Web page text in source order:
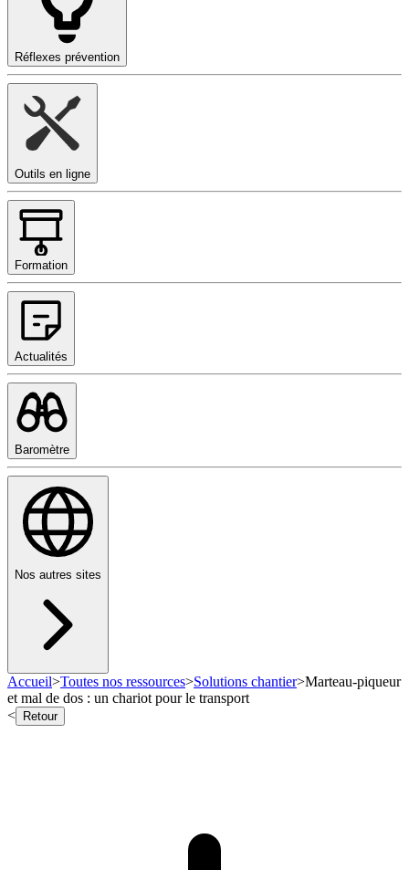
Réflexes prévention
Outils en ligne
Formation
Actualités
Baromètre
Nos autres sites
Accueil>Toutes nos ressources>Solutions chantier>Marteau-piqueur
et mal de dos : un chariot pour le transport
<
Retour